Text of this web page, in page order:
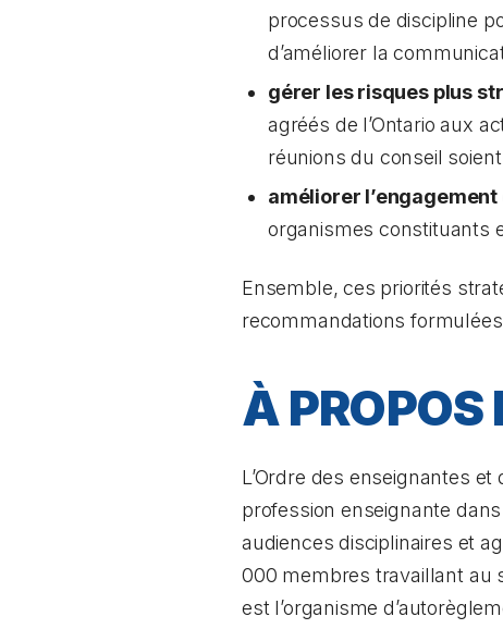
processus de discipline
d’améliorer la
gérer les risques plus
agréés de l’Ontario aux
réunions du conseil
améliorer
organismes constituants
Ensemble, ces priorités
recommandations
À PROPOS
L’Ordre des enseignantes
profession enseignante
audiences disciplinaires et
000 membres travaillant au
est l’organisme